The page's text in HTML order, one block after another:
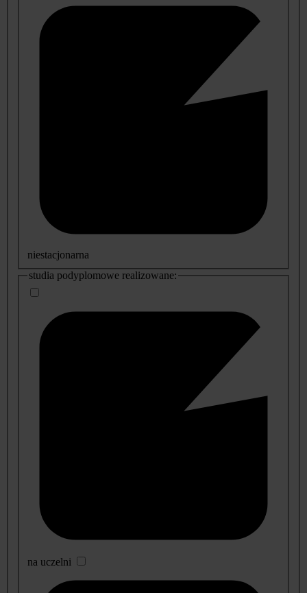
niestacjonarna
studia podyplomowe realizowane:
na uczelni